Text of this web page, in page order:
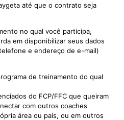
até que o contrato seja
no qual você participa,
em disponibilizar seus dados
e endereço de e-mail)
de treinamento do qual
do FCP/FFC que queiram
com outros coaches
área ou país, ou em outros